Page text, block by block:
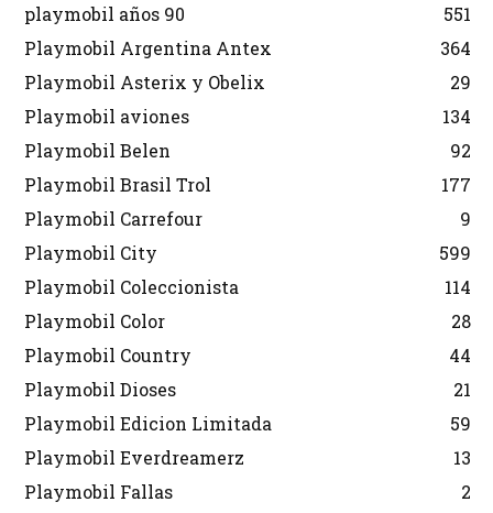
playmobil años 90
551
Playmobil Argentina Antex
364
Playmobil Asterix y Obelix
29
Playmobil aviones
134
Playmobil Belen
92
Playmobil Brasil Trol
177
Playmobil Carrefour
9
Playmobil City
599
Playmobil Coleccionista
114
Playmobil Color
28
Playmobil Country
44
Playmobil Dioses
21
Playmobil Edicion Limitada
59
Playmobil Everdreamerz
13
Playmobil Fallas
2